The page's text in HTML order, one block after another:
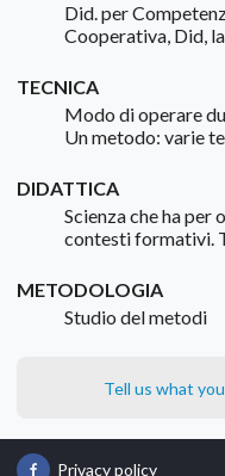
Did. per
Cooperativa, Did,
TECNICA
Modo di operare
Un metodo: varie
DIDATTICA
Scienza che ha per
contesti formativi.
METODOLOGIA
Studio del metodi
Tell us what
Privacy policy